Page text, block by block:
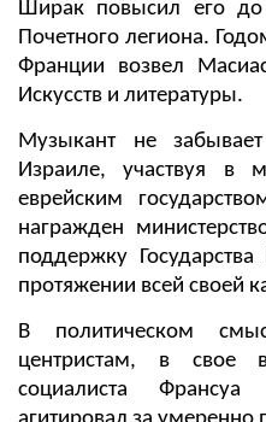
Ширак повысил его
Почетного легиона.
Франции возвел
Искусств и литературы.
Музыкант не
Израиле, участвуя в
еврейским
награжден
поддержку
протяжении всей своей
В политическом
центристам, в свое
социалиста